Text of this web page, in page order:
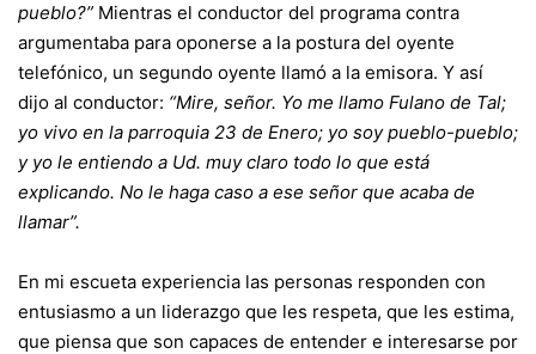
pueblo?” Mientras el conductor del programa contra
argumentaba para oponerse a la postura del oyente
telefónico, un segundo oyente llamó a la emisora. Y así
dijo al conductor: “Mire, señor. Yo me llamo Fulano de Tal;
yo vivo en la parroquia 23 de Enero; yo soy pueblo-pueblo;
y yo le entiendo a Ud. muy claro todo lo que está
explicando. No le haga caso a ese señor que acaba de
llamar”.
En mi escueta experiencia las personas responden con
entusiasmo a un liderazgo que les respeta, que les estima,
que piensa que son capaces de entender e interesarse por